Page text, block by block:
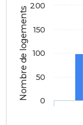
Nombre de logements 0
50
100
150
200